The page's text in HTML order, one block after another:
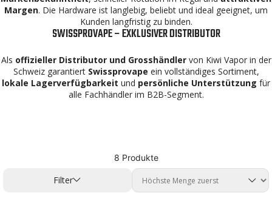
Margen. Die Hardware ist langlebig, beliebt und ideal geeignet, um
Kunden langfristig zu binden.
SWISSPROVAPE – EXKLUSIVER DISTRIBUTOR
Als offizieller Distributor und Grosshändlervon Kiwi Vapor in der
Schweiz garantiert Swissprovape ein vollständiges Sortiment,
lokale Lagerverfügbarkeit und persönliche Unterstützung für
alle Fachhändler im B2B-Segment.
8 Produkte
Filter